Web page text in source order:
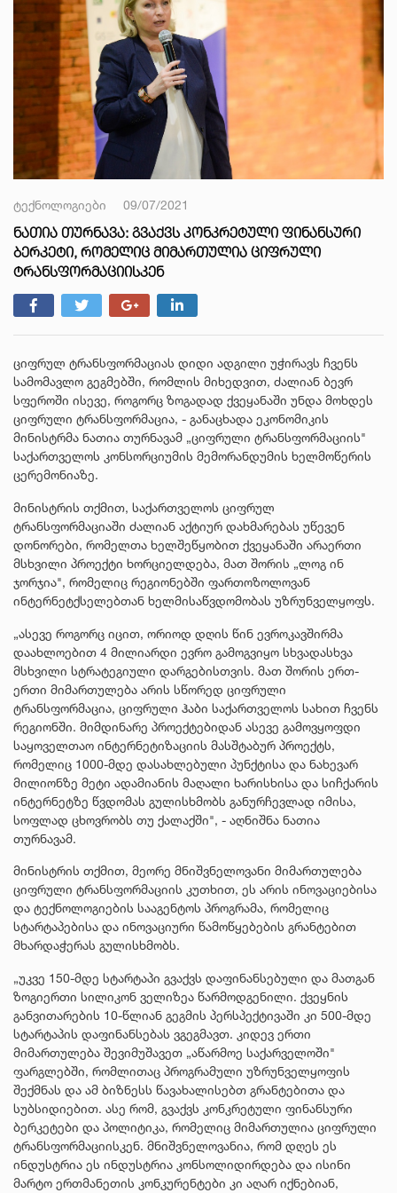
ტექნოლოგიები 09/07/2021
ᲜᲐᲗᲘᲐ ᲗᲣᲠᲜᲐᲕᲐ: ᲒᲕᲐᲥᲕᲡ ᲙᲝᲜᲙᲠᲔᲢᲣᲚᲘ ᲤᲘᲜᲐᲜᲡᲣᲠᲘ
ᲑᲔᲠᲙᲔᲢᲘ, ᲠᲝᲛᲔᲚᲘᲪ ᲛᲘᲛᲐᲠᲗᲣᲚᲘᲐ ᲪᲘᲤᲠᲣᲚᲘ
ᲢᲠᲐᲜᲡᲤᲝᲠᲛᲐᲪᲘᲘᲡᲙᲔᲜ
ციფრულ ტრანსფორმაციას დიდი ადგილი უჭირავს ჩვენს
სამომავლო გეგმებში, რომლის მიხედვით, ძალიან ბევრ
სფეროში ისევე, როგორც ზოგადად ქვეყანაში უნდა მოხდეს
ციფრული ტრანსფორმაცია, - განაცხადა ეკონომიკის
მინისტრმა ნათია თურნავამ „ციფრული ტრანსფორმაციის"
საქართველოს კონსორციუმის მემორანდუმის ხელმოწერის
ცერემონიაზე.
მინისტრის თქმით, საქართველოს ციფრულ
ტრანსფორმაციაში ძალიან აქტიურ დახმარებას უწევენ
დონორები, რომელთა ხელშეწყობით ქვეყანაში არაერთი
მსხვილი პროექტი ხორციელდება, მათ შორის „ლოგ ინ
ჯორჯია", რომელიც რეგიონებში ფართოზოლოვან
ინტერნეტქსელებთან ხელმისაწვდომობას უზრუნველყოფს.
„ასევე როგორც იცით, ორიოდ დღის წინ ევროკავშირმა
დაახლოებით 4 მილიარდი ევრო გამოგვიყო სხვადასხვა
მსხვილი სტრატეგიული დარგებისთვის. მათ შორის ერთ-
ერთი მიმართულება არის სწორედ ციფრული
ტრანსფორმაცია, ციფრული ჰაბი საქართველოს სახით ჩვენს
რეგიონში. მიმდინარე პროექტებიდან ასევე გამოვყოფდი
საყოველთაო ინტერნეტიზაციის მასშტაბურ პროექტს,
რომელიც 1000-მდე დასახლებული პუნქტისა და ნახევარ
მილიონზე მეტი ადამიანის მაღალი ხარისხისა და სიჩქარის
ინტერნეტზე წვდომას გულისხმობს განურჩევლად იმისა,
სოფლად ცხოვრობს თუ ქალაქში", - აღნიშნა ნათია
თურნავამ.
მინისტრის თქმით, მეორე მნიშვნელოვანი მიმართულება
ციფრული ტრანსფორმაციის კუთხით, ეს არის ინოვაციებისა
და ტექნოლოგიების სააგენტოს პროგრამა, რომელიც
სტარტაპებისა და ინოვაციური წამოწყებების გრანტებით
მხარდაჭერას გულისხმობს.
„უკვე 150-მდე სტარტაპი გვაქვს დაფინანსებული და მათგან
ზოგიერთი სილიკონ ველიზეა წარმოდგენილი. ქვეყნის
განვითარების 10-წლიან გეგმის პერსპექტივაში კი 500-მდე
სტარტაპის დაფინანსებას ვგეგმავთ. კიდევ ერთი
მიმართულება შევიმუშავეთ „აწარმოე საქარველოში"
ფარგლებში, რომლითაც პროგრამული უზრუნველყოფის
შექმნას და ამ ბიზნესს წავახალისებთ გრანტებითა და
სუბსიდიებით. ასე რომ, გვაქვს კონკრეტული ფინანსური
ბერკეტები და პოლიტიკა, რომელიც მიმართულია ციფრული
ტრანსფორმაციისკენ. მნიშვნელოვანია, რომ დღეს ეს
ინდუსტრია ეს ინდუსტრია კონსოლიდირდება და ისინი
მარტო ერთმანეთის კონკურენტები კი აღარ იქნებიან,